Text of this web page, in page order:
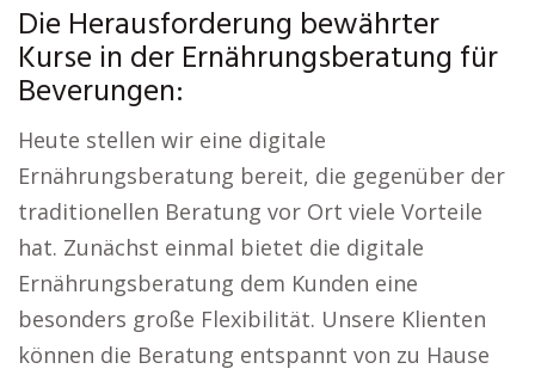
Die Herausforderung bewährter
Kurse in der Ernährungsberatung für
Beverungen:
Heute stellen wir eine digitale
Ernährungsberatung bereit, die gegenüber der
traditionellen Beratung vor Ort viele Vorteile
hat. Zunächst einmal bietet die digitale
Ernährungsberatung dem Kunden eine
besonders große Flexibilität. Unsere Klienten
können die Beratung entspannt von zu Hause